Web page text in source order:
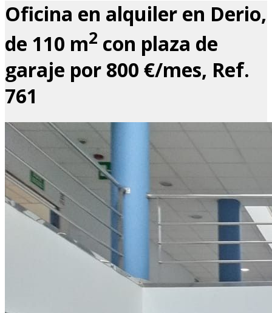
Oficina en alquiler en Derio,
de 110 m2 con plaza de
garaje por 800 €/mes, Ref.
761